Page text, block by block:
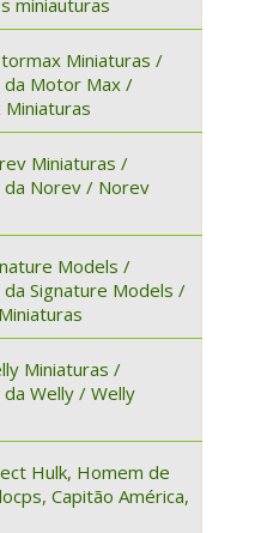
miniauturas
Miniaturas /
da Motor Max /
Miniaturas /
da Norev / Norev
Models /
da Signature Models /
Miniaturas /
Welly / Welly
Hulk, Homem de
Capitão América,